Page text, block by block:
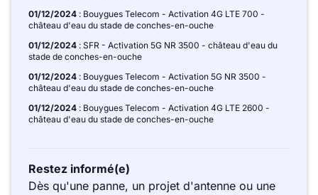
01/12/2024 : Bouygues Telecom - Activation 4G LTE 700 -
château d'eau du stade de conches-en-ouche
01/12/2024 : SFR - Activation 5G NR 3500 - château d'eau du
stade de conches-en-ouche
01/12/2024 : Bouygues Telecom - Activation 5G NR 3500 -
château d'eau du stade de conches-en-ouche
01/12/2024 : Bouygues Telecom - Activation 4G LTE 2600 -
château d'eau du stade de conches-en-ouche
Restez informé(e)
Dès qu'une panne, un projet d'antenne ou une